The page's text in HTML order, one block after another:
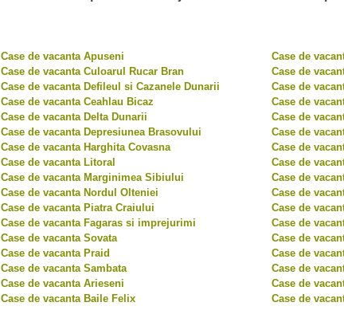
Case de vacanta Apuseni
Case de vacanta Culoarul Rucar Bran
Case de vacanta Defileul si Cazanele Dunarii
Case de vacanta Ceahlau Bicaz
Case de vacanta Delta Dunarii
Case de vacanta Depresiunea Brasovului
Case de vacanta Harghita Covasna
Case de vacanta Litoral
Case de vacanta Marginimea Sibiului
Case de vacanta Nordul Olteniei
Case de vacanta Piatra Craiului
Case de vacanta Fagaras si imprejurimi
Case de vacanta Sovata
Case de vacanta Praid
Case de vacanta Sambata
Case de vacanta Arieseni
Case de vacanta Baile Felix
Case de
Case de
Case de
Case de
Case de
Case de
Case de
Case de
Case de
Case de
Case de
Case de
Case de
Case de
Case de
Case de
Case de